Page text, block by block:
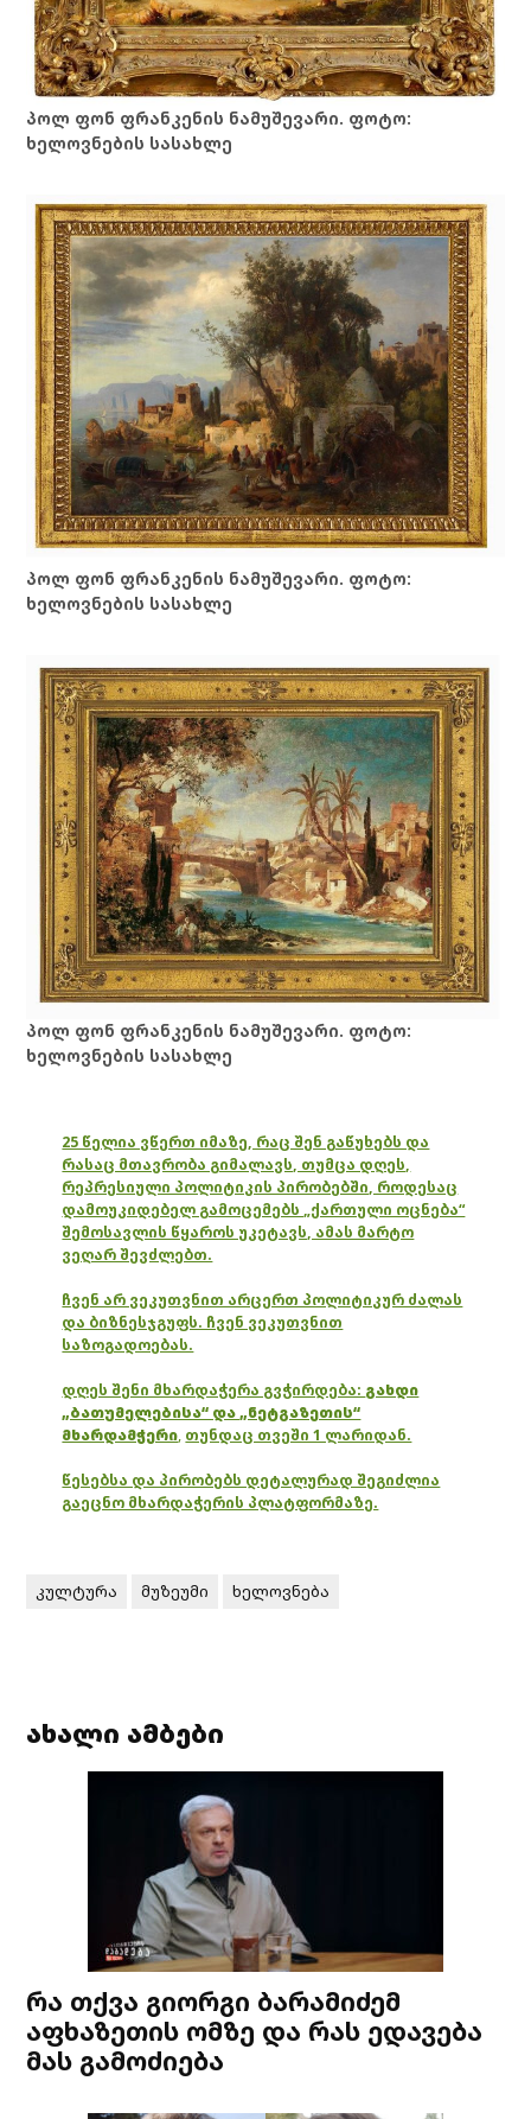
პოლ ფონ ფრანკენის ნამუშევარი. ფოტო:
ხელოვნების სასახლე
პოლ ფონ ფრანკენის ნამუშევარი. ფოტო:
ხელოვნების სასახლე
პოლ ფონ ფრანკენის ნამუშევარი. ფოტო:
ხელოვნების სასახლე
25 წელია ვწერთ იმაზე, რაც შენ გაწუხებს და
რასაც მთავრობა გიმალავს, თუმცა დღეს,
რეპრესიული პოლიტიკის პირობებში, როდესაც
დამოუკიდებელ გამოცემებს „ქართული ოცნება“
შემოსავლის წყაროს უკეტავს, ამას მარტო
ვეღარ შევძლებთ.
ჩვენ არ ვეკუთვნით არცერთ პოლიტიკურ ძალას
და ბიზნესჯგუფს. ჩვენ ვეკუთვნით
საზოგადოებას.
დღეს შენი მხარდაჭერა გვჭირდება: გახდი
„ბათუმელებისა“ და „ნეტგაზეთის“
მხარდამჭერი, თუნდაც თვეში 1 ლარიდან.
წესებსა და პირობებს დეტალურად შეგიძლია
გაეცნო მხარდაჭერის პლატფორმაზე.
კულტურა მუზეუმი ხელოვნება
ახალი ამბები
რა თქვა გიორგი ბარამიძემ
აფხაზეთის ომზე და რას ედავება
მას გამოძიება